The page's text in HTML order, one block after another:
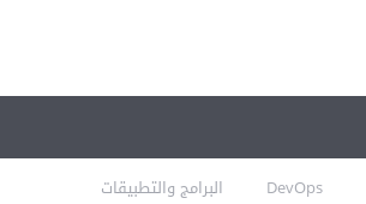
DevOps البرامج والتطبيقات